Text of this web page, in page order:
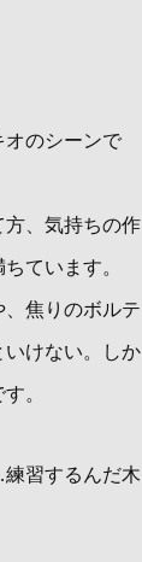
オのシーンで
、気持ちの作
ています。
焦りのボルテ
けない。しか
。
習するんだ木